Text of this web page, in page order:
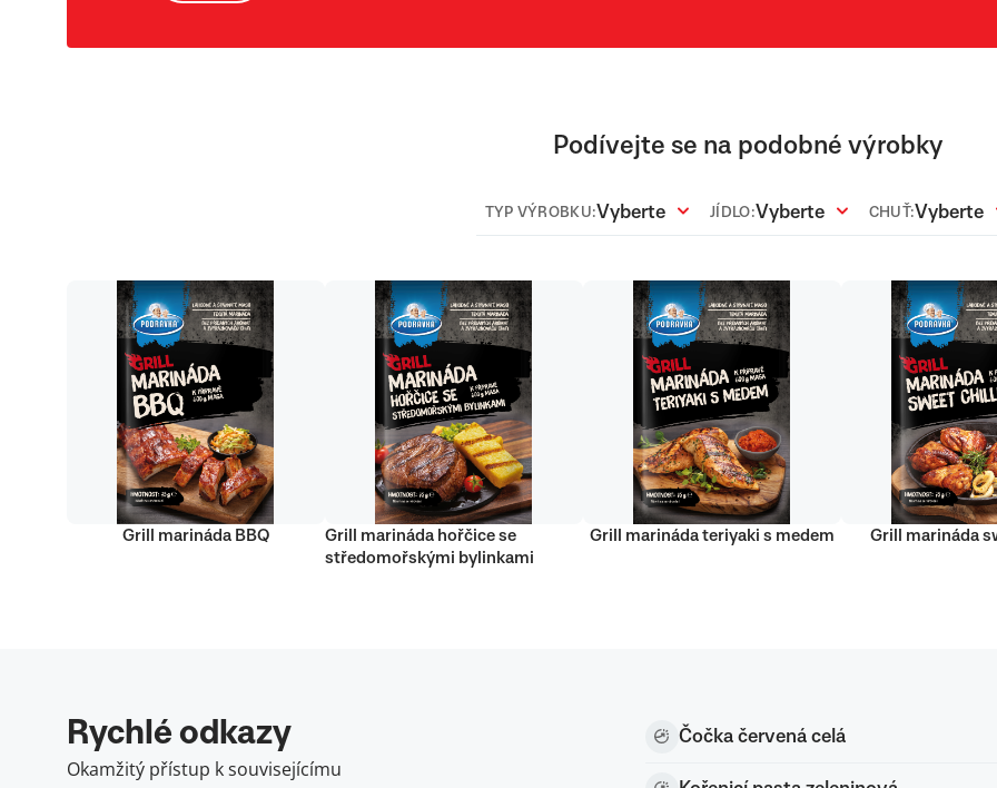
Podívejte se na podobné výrobky
TYP VÝROBKU:Vyberte JÍDLO:Vyberte CHUŤ:Vyberte
Grill marináda BBQ
Grill marináda hořčice se
středomořskými bylinkami
Grill marináda teriyaki s medem Grill marináda
Rychlé odkazy
Okamžitý přístup k souvisejícímu
Čočka červená celá